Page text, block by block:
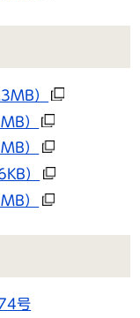
）
）
）
）
）
号